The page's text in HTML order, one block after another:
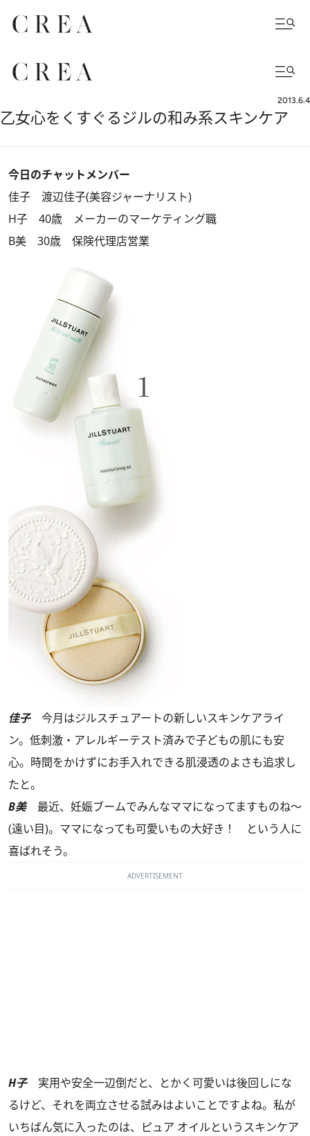
2013.6.4
乙女心をくすぐるジルの和み系スキンケア
今日のチャットメンバー
佳子 渡辺佳子(美容ジャーナリスト)
H子 40歳 メーカーのマーケティング職
B美 30歳 保険代理店営業
佳子今月はジルスチュアートの新しいスキンケアライ
ン。低刺激・アレルギーテスト済みで子どもの肌にも安
心。時間をかけずにお手入れできる肌浸透のよさも追求し
たと。
B美最近、妊娠ブームでみんなママになってますものね～
(遠い目)。ママになっても可愛いもの大好き！ という人に
喜ばれそう。
ADVERTISEMENT
H子実用や安全一辺倒だと、とかく可愛いは後回しにな
るけど、それを両立させる試みはよいことですよね。私が
いちばん気に入ったのは、ピュア オイルというスキンケア